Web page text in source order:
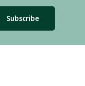
Subscribe